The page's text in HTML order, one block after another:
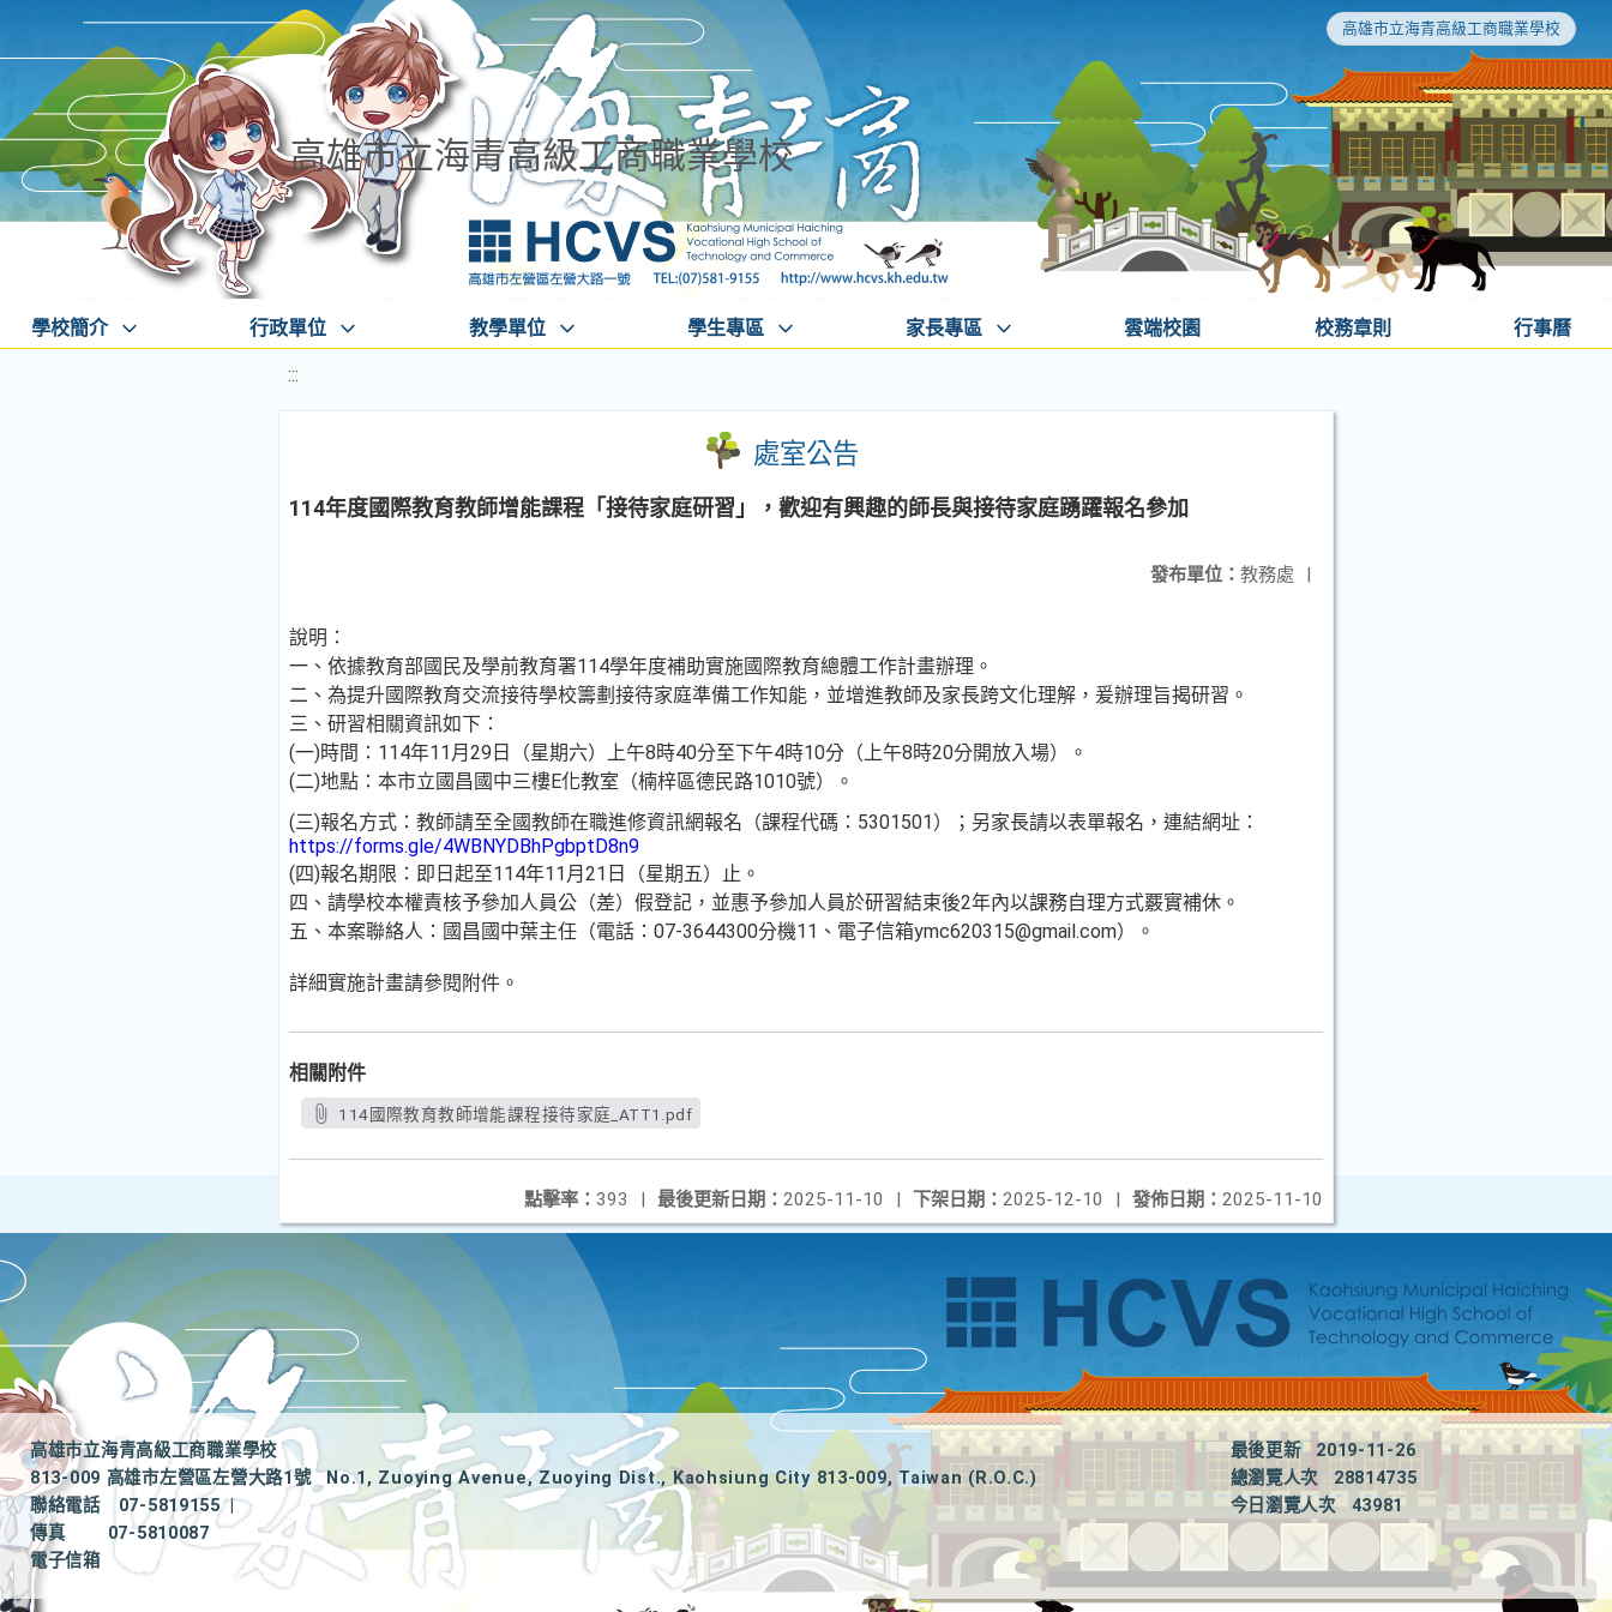
高雄市立海青高級工商職業學校
高雄市立海青高級工商職業學校
學校簡介 行政單位 教學單位 學生專區 家長專區 雲端校園 校務章則 行事曆
:::
處室公告
114年度國際教育教師增能課程「接待家庭研習」，歡迎有興趣的師長與接待家庭踴躍報名參加
發布單位： 教務處 |
說明：
一、依據教育部國民及學前教育署114學年度補助實施國際教育總體工作計畫辦理。
二、為提升國際教育交流接待學校籌劃接待家庭準備工作知能，並增進教師及家長跨文化理解，爰辦理旨揭研習。
三、研習相關資訊如下：
(一)時間：114年11月29日（星期六）上午8時40分至下午4時10分（上午8時20分開放入場）。
(二)地點：本市立國昌國中三樓E化教室（楠梓區德民路1010號）。
(三)報名方式：教師請至全國教師在職進修資訊網報名（課程代碼：5301501）；另家長請以表單報名，連結網址：
https://forms.gle/4WBNYDBhPgbptD8n9
(四)報名期限：即日起至114年11月21日（星期五）止。
四、請學校本權責核予參加人員公（差）假登記，並惠予參加人員於研習結束後2年內以課務自理方式覈實補休。
五、本案聯絡人：國昌國中葉主任（電話：07-3644300分機11、電子信箱ymc620315@gmail.com）。
詳細實施計畫請參閱附件。
相關附件
114國際教育教師增能課程接待家庭_ATT1.pdf
發佈日期： 2025-11-10
下架日期： 2025-12-10 |
最後更新日期： 2025-11-10 |
點擊率： 393 |
高雄市立海青高級工商職業學校
813-009 高雄市左營區左營大路1號
No.1, Zuoying Avenue, Zuoying Dist., Kaohsiung City 813-009, Taiwan (R.O.C.)
聯絡電話
07-5819155
|
傳真
07-5810087
電子信箱
最後更新
2019-11-26
總瀏覽人次
28814735
今日瀏覽人次
43981